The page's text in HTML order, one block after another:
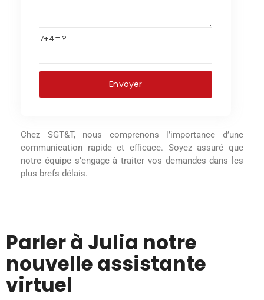
7+4= ?
Chez SGT&T, nous comprenons l’importance d’une
communication rapide et efficace. Soyez assuré que
notre équipe s’engage à traiter vos demandes dans les
plus brefs délais.
Parler à Julia notre
nouvelle assistante
virtuel